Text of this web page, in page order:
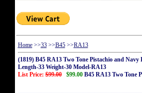
Home>>33>>B45>>RA13
(1819) B45 RA13 Two Tone Pistachio and
Length-33 Weight-30 Model-RA13
List Price:$99.00 $99.00B45 RA13 Two Tone